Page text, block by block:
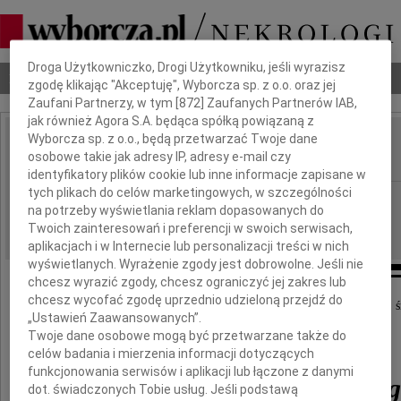
Nekrologi Odeszli Poradnik pogrzebowy
IMIĘ I NAZWISKO: Daniel Ambrozinski
REGION: Poznań
DATA EMISJI: 14.08.2009
Z głębokim żalem przyjąłem wiadomość o tragicznej
kpt.
Daniela
Dbamy o Twoją prywatność
Droga Użytkowniczko, Drogi Użytkowniku, jeśli wyrazisz
zgodę klikając "Akceptuję", Wyborcza sp. z o.o. oraz jej
Zaufani Partnerzy, w tym [872 ] Zaufanych Partnerów IAB,
jak również Agora S.A. będąca spółką powiązaną z
Wyborcza sp. z o.o., będą przetwarzać Twoje dane
osobowe takie jak adresy IP, adresy e-mail czy
identyfikatory plików cookie lub inne informacje zapisane w
tych plikach do celów marketingowych, w szczególności
na potrzeby wyświetlania reklam dopasowanych do
Twoich zainteresowań i preferencji w swoich serwisach,
aplikacjach i w Internecie lub personalizacji treści w nich
wyświetlanych. Wyrażenie zgody jest dobrowolne. Jeśli nie
chcesz wyrazić zgody, chcesz ograniczyć jej zakres lub
chcesz wycofać zgodę uprzednio udzieloną przejdź do
„Ustawień Zaawansowanych”.
Twoje dane osobowe mogą być przetwarzane także do
celów badania i mierzenia informacji dotyczących
funkcjonowania serwisów i aplikacji lub łączone z danymi
dot. świadczonych Tobie usług. Jeśli podstawą